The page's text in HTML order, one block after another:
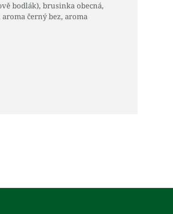
bodlák), brusinka obecná,
černý bez, aroma